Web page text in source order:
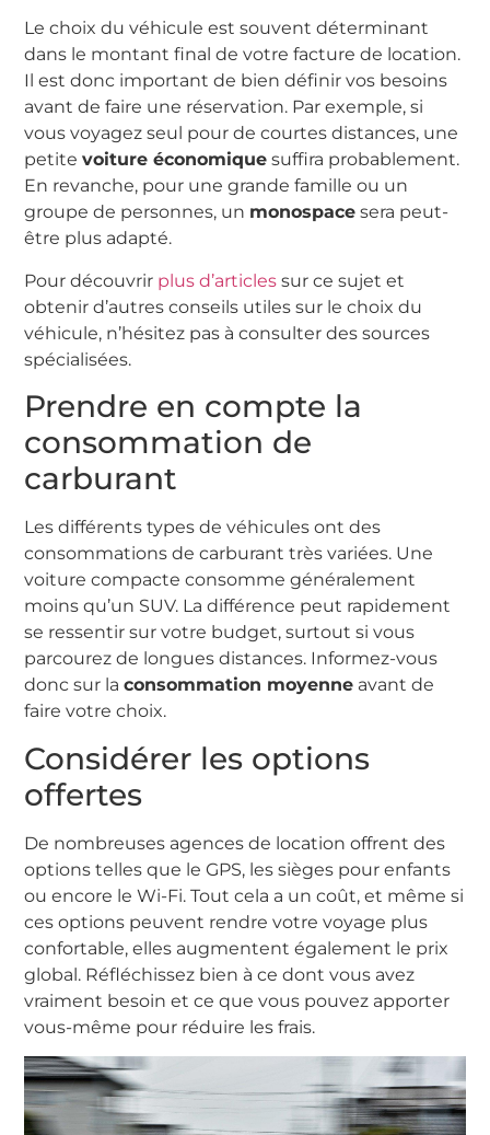
Le choix du véhicule est souvent déterminant
dans le montant final de votre facture de location.
Il est donc important de bien définir vos besoins
avant de faire une réservation. Par exemple, si
vous voyagez seul pour de courtes distances, une
petitevoiture économique suffira probablement.
En revanche, pour une grande famille ou un
groupe de personnes, un monospace sera peut-
être plus adapté.
Pour découvrir plus d’articles sur ce sujet et
obtenir d’autres conseils utiles sur le choix du
véhicule, n’hésitez pas à consulter des sources
spécialisées.
Prendre en compte la
consommation de
carburant
Les différents types de véhicules ont des
consommations de carburant très variées. Une
voiture compacte consomme généralement
moins qu’un SUV. La différence peut rapidement
se ressentir sur votre budget, surtout si vous
parcourez de longues distances. Informez-vous
donc sur laconsommation moyenne avant de
faire votre choix.
Considérer les options
offertes
De nombreuses agences de location offrent des
options telles que le GPS, les sièges pour enfants
ou encore le Wi-Fi. Tout cela a un coût, et même si
ces options peuvent rendre votre voyage plus
confortable, elles augmentent également le prix
global. Réfléchissez bien à ce dont vous avez
vraiment besoin et ce que vous pouvez apporter
vous-même pour réduire les frais.